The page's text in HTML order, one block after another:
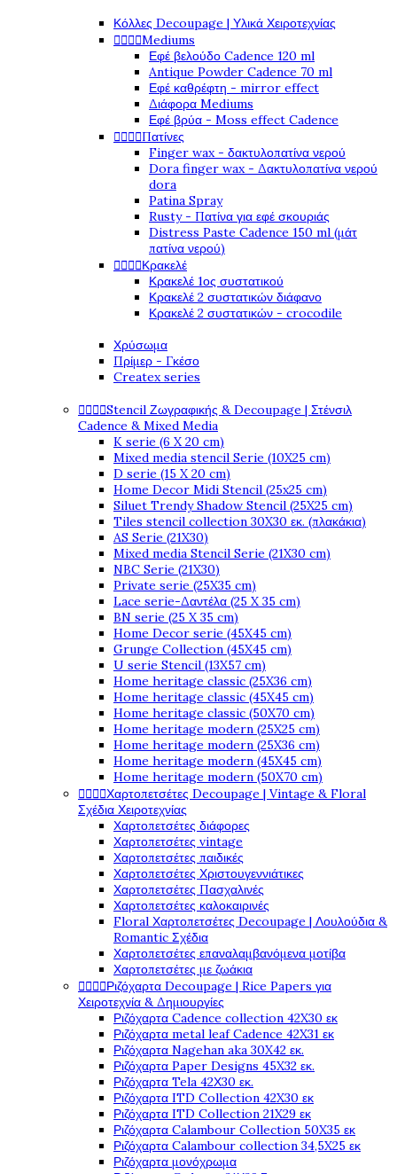
Κόλλες Decoupage | Υλικά Χειροτεχνίας
   Mediums
Εφέ βελούδο Cadence 120 ml
Antique Powder Cadence 70 ml
Εφέ καθρέφτη - mirror effect
Διάφορα Mediums
Εφέ βρύα - Moss effect Cadence
   Πατίνες
Finger wax - δακτυλοπατίνα νερού
Dora finger wax - Δακτυλοπατίνα νερού
dora
Patina Spray
Rusty - Πατίνα για εφέ σκουριάς
Distress Paste Cadence 150 ml (μάτ
πατίνα νερού)
   Κρακελέ
Κρακελέ 1ος συστατικού
Κρακελέ 2 συστατικών διάφανο
Κρακελέ 2 συστατικών - crocodile
Χρύσωμα
Πρίμερ - Γκέσο
Createx series
   Stencil Ζωγραφικής & Decoupage | Στένσιλ
Cadence & Mixed Media
K serie (6 X 20 cm)
Mixed media stencil Serie (10X25 cm)
D serie (15 X 20 cm)
Home Decor Midi Stencil (25x25 cm)
Siluet Trendy Shadow Stencil (25X25 cm)
Tiles stencil collection 30X30 εκ. (πλακάκια)
AS Serie (21X30)
Mixed media Stencil Serie (21X30 cm)
NBC Serie (21X30)
Private serie (25X35 cm)
Lace serie-Δαντέλα (25 X 35 cm)
BN serie (25 X 35 cm)
Home Decor serie (45X45 cm)
Grunge Collection (45X45 cm)
U serie Stencil (13X57 cm)
Home heritage classic (25X36 cm)
Home heritage classic (45X45 cm)
Home heritage classic (50X70 cm)
Home heritage modern (25X25 cm)
Home heritage modern (25X36 cm)
Home heritage modern (45X45 cm)
Home heritage modern (50X70 cm)
   Χαρτοπετσέτες Decoupage | Vintage & Floral
Σχέδια Χειροτεχνίας
Χαρτοπετσέτες διάφορες
Χαρτοπετσέτες vintage
Χαρτοπετσέτες παιδικές
Χαρτοπετσέτες Χριστουγεννιάτικες
Χαρτοπετσέτες Πασχαλινές
Χαρτοπετσέτες καλοκαιρινές
Floral Χαρτοπετσέτες Decoupage | Λουλούδια &
Romantic Σχέδια
Χαρτοπετσέτες επαναλαμβανόμενα μοτίβα
Χαρτοπετσέτες με ζωάκια
   Ριζόχαρτα Decoupage | Rice Papers για
Χειροτεχνία & Δημιουργίες
Ριζόχαρτα Cadence collection 42X30 εκ
Ριζόχαρτα metal leaf Cadence 42X31 εκ
Ριζόχαρτα Nagehan aka 30X42 εκ.
Ριζόχαρτα Paper Designs 45X32 εκ.
Ριζόχαρτα Tela 42Χ30 εκ.
Ριζόχαρτα ITD Collection 42X30 εκ
Ριζόχαρτα ITD Collection 21X29 εκ
Ριζόχαρτα Calambour Collection 50X35 εκ
Ριζόχαρτα Calambour collection 34,5X25 εκ
Ριζόχαρτα μονόχρωμα